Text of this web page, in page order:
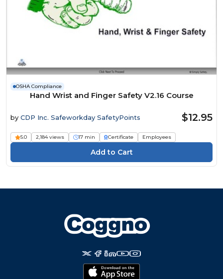
OSHA Compliance
Hand Wrist and Finger Safety V2.16 Course
by CDP Inc. Safeworkday SafetyPoints $12.95
5.0 2,184 views 17 min Certificate Employees